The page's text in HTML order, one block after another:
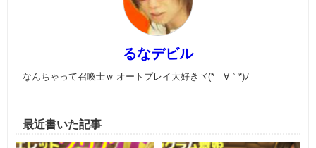
るなデビル
なんちゃって召喚士ｗ オートプレイ大好きヾ(*´∀｀*)ﾉ
最近書いた記事